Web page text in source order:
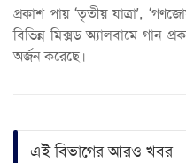
প্রকাশ পায় ‘তৃতীয় যাত্রা’,
বিভিন্ন মিক্সড অ্যালবামে গান
অর্জন করেছে।
এই বিভাগের আরও খবর